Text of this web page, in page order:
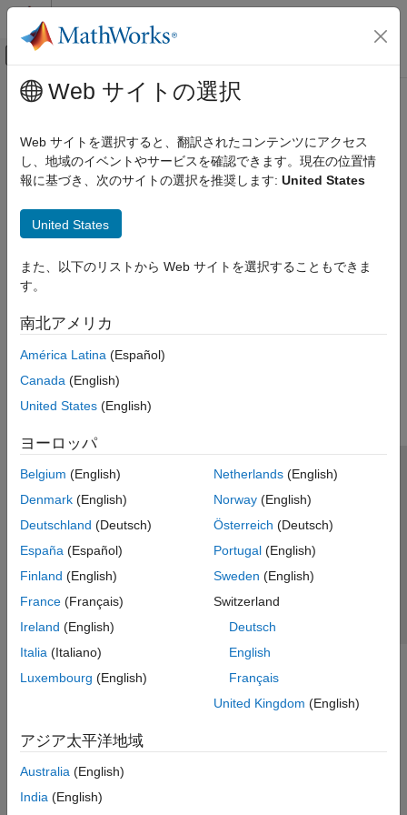
コンテンツへスキップ
オフキャンバス ナビゲーション メ
ドキュメンテーションのホーム
メインコンテンツ
Web サイトの選択
Web サイトを選択すると、翻訳されたコンテンツにアクセス
し、地域のイベントやサービスを確認できます。現在の位置情
報に基づき、次のサイトの選択を推奨します: United States
United States
また、以下のリストから Web サイトを選択することもできま
す。
南北アメリカ
América Latina (Español)
Canada (English)
United States (English)
ヨーロッパ
Belgium (English)
Denmark (English)
Deutschland (Deutsch)
España (Español)
Finland (English)
France (Français)
Ireland (English)
Italia (Italiano)
Luxembourg (English)
Netherlands(English)
Norway(English)
Österreich (Deutsch)
Portugal(English)
Sweden (English)
Switzerland
Deutsch
English
Français
United Kingdom (English)
アジア太平洋地域
Australia (English)
India (English)
トラストセンター
プライバシー ポリシー
違法コピー防止
アプリケーション ステータス
© 1994-2026 The MathWorks, Inc.